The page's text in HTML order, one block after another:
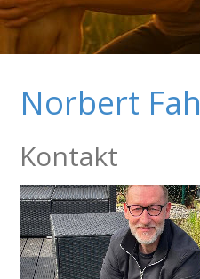
Norbert
Kontakt